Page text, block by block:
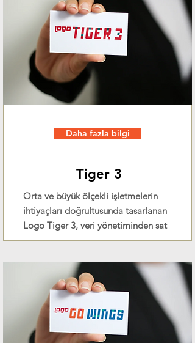
Daha fazla bilgi
Tiger 3
Orta ve büyük ölçekli işletmelerin
ihtiyaçları doğrultusunda tasarlanan
Logo Tiger 3, veri yönetiminden sat